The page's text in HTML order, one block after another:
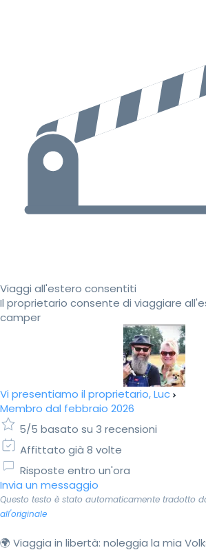
Viaggi all'estero consentiti
Il proprietario consente di viaggiare
camper
Vi presentiamo il proprietario, Luc
Membro dal febbraio 2026
5/5 basato su 3 recensioni
Affittato già 8 volte
Risposte entro un'ora
Invia un messaggio
Questo testo è stato automaticamente tradotto
all'originale
🌍 Viaggia in libertà: noleggia la mia